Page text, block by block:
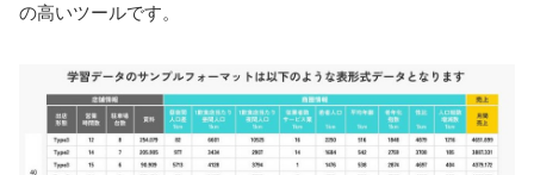
の高いツールです。